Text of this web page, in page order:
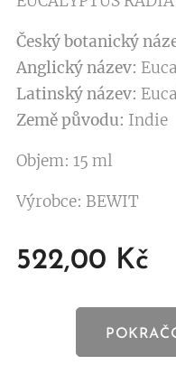
Český botanický
Anglický název:
Latinský název:
Země původu: Indie
Objem: 15 ml
Výrobce: BEWIT
522,00 Kč